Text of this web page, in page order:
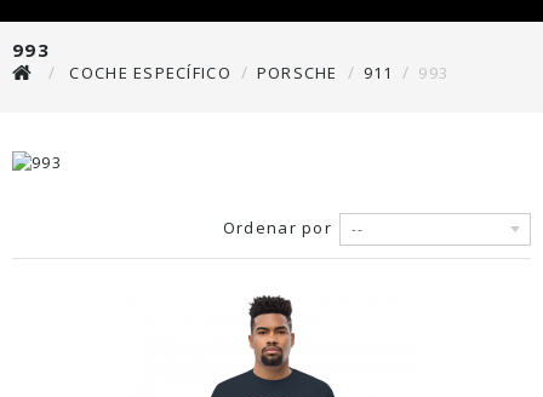
993
COCHE ESPECÍFICO PORSCHE 911 993
Ordenar por --